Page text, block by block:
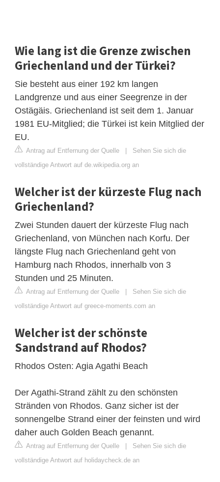
Wie lang ist die Grenze zwischen
Griechenland und der Türkei?
Sie besteht aus einer 192 km langen
Landgrenze und aus einer Seegrenze in der
Ostägäis. Griechenland ist seit dem 1. Januar
1981 EU-Mitglied; die Türkei ist kein Mitglied der
EU.
Antrag auf Entfernung der Quelle | Sehen Sie sich die
vollständige Antwort auf de.wikipedia.org an
Welcher ist der kürzeste Flug nach
Griechenland?
Zwei Stunden dauert der kürzeste Flug nach
Griechenland, von München nach Korfu. Der
längste Flug nach Griechenland geht von
Hamburg nach Rhodos, innerhalb von 3
Stunden und 25 Minuten.
Antrag auf Entfernung der Quelle | Sehen Sie sich die
vollständige Antwort auf greece-moments.com an
Welcher ist der schönste
Sandstrand auf Rhodos?
Rhodos Osten: Agia Agathi Beach
Der Agathi-Strand zählt zu den schönsten
Stränden von Rhodos. Ganz sicher ist der
sonnengelbe Strand einer der feinsten und wird
daher auch Golden Beach genannt.
Antrag auf Entfernung der Quelle | Sehen Sie sich die
vollständige Antwort auf holidaycheck.de an